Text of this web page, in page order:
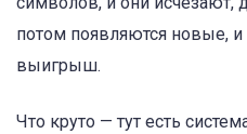
потом появляются новые,
выигрыш.
Что круто — тут есть